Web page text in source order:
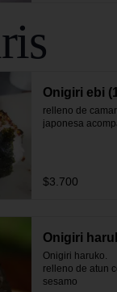
Onigiri ebi
relleno de
japonesa
$3.700
Onigiri
Onigiri haruko.
relleno de atun
sesamo